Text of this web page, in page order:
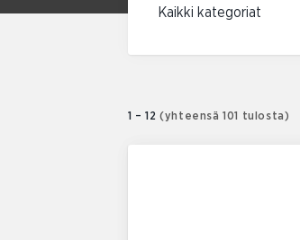
1 – 12 (yhteensä 101 tulosta)